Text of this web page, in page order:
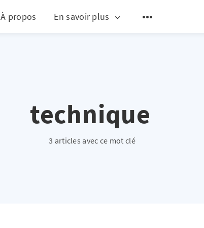
À propos En savoir plus
technique
3 articles avec ce mot clé